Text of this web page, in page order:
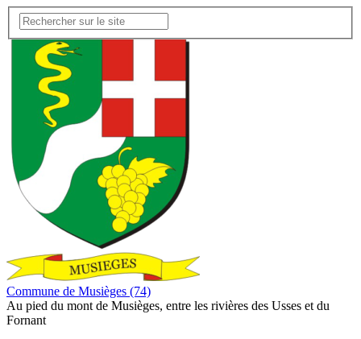
Commune de Musièges (74)
Au pied du mont de Musièges, entre les rivières des Usses et du
Fornant